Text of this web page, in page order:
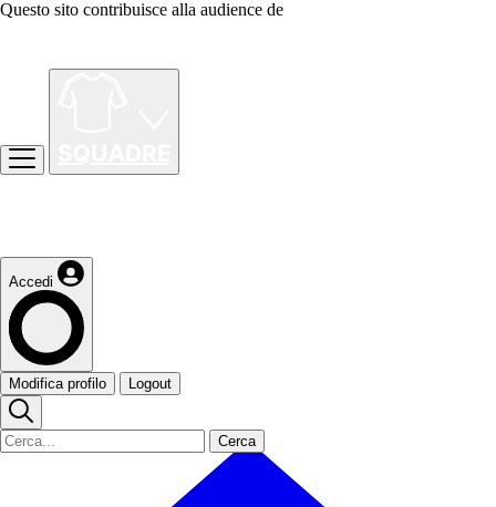
Questo sito contribuisce alla audience de
Accedi
Modifica profilo Logout
Cerca